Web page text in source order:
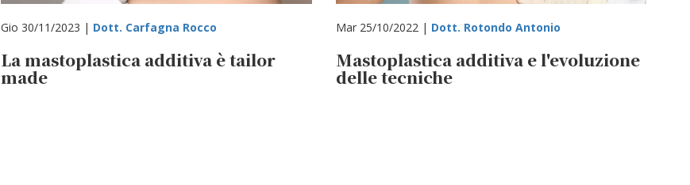
Gio 30/11/2023 | Dott. Carfagna Rocco
La mastoplastica additiva è tailor
made
Mar 25/10/2022 | Dott. Rotondo Antonio
Mastoplastica additiva e l'evoluzione
delle tecniche